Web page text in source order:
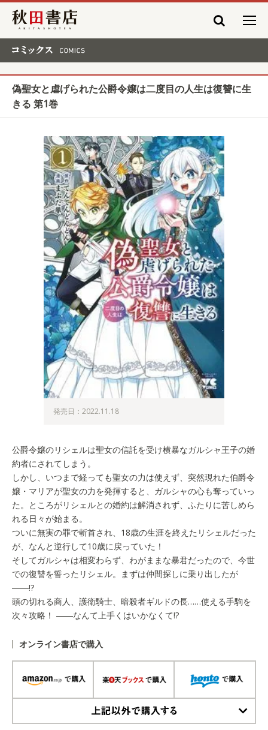
秋田書店
偽聖女と虐げられた公爵令嬢は二度目の人生は復讐に生
きる 第1巻
発売日：2022.11.18
公爵令嬢のリシェルは聖女の信託を受け横暴なガルシャ王子の婚
約者にされてしまう。
しかし、いつまで経っても聖女の力は使えず、突然現れた伯爵令
嬢・マリアが聖女の力を発揮すると、ガルシャの心も奪っていっ
た。ところがリシェルとの婚約は解消されず、ふたりに苦しめら
れる日々が始まる。
ついに無実の罪で斬首され、18歳の生涯を終えたリシェルだった
が、なんと逆行して10歳に戻っていた！
そしてガルシャは相変わらず、わがままな暴君だったので、今世
での復讐を誓ったリシェル。まずは仲間探しに乗り出したが
――!?
頭の切れる商人、護衛騎士、暗殺者ギルドの長……使える手駒を
次々攻略！ ――なんて上手くはいかなくて!?
オンライン書店で購入